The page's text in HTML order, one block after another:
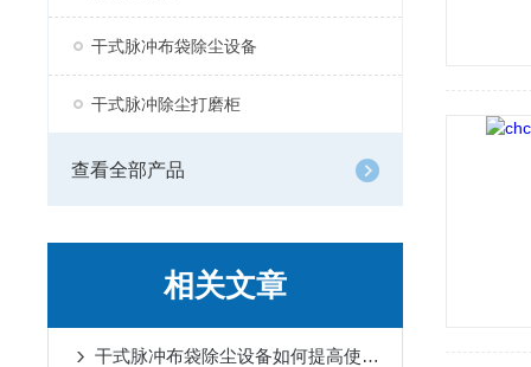
干式脉冲布袋除尘设备
干式脉冲除尘打磨柜
查看全部产品
相关文章
干式脉冲布袋除尘设备如何提高使用效率？